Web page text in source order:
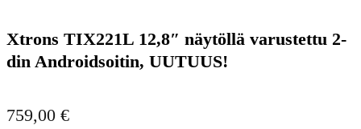
Xtrons TIX221L 12,8″ näytöllä varustettu 2-
din Androidsoitin, UUTUUS!
759,00 €